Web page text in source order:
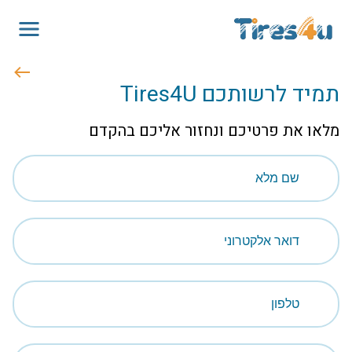
תמיד לרשותכם Tires4U
מלאו את פרטיכם ונחזור אליכם בהקדם
שם מלא
דואר אלקטרוני
טלפון